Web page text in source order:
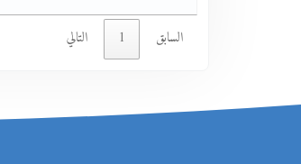
السابق 1 التالي